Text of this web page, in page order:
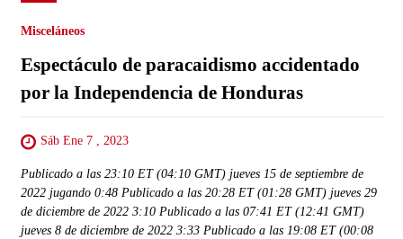
Misceláneos
Espectáculo de paracaidismo accidentado
por la Independencia de Honduras
Sáb Ene 7 , 2023
Publicado a las 23:10 ET (04:10 GMT) jueves 15 de septiembre de
2022 jugando 0:48 Publicado a las 20:28 ET (01:28 GMT) jueves 29
de diciembre de 2022 3:10 Publicado a las 07:41 ET (12:41 GMT)
jueves 8 de diciembre de 2022 3:33 Publicado a las 19:08 ET (00:08